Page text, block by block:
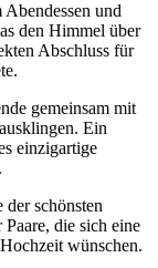
und
den Himmel über
Abschluss für
gemeinsam mit
Ein
einzigartige
der schönsten
die sich eine
wünschen.